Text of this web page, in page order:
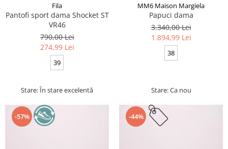
Fila
Pantofi sport dama Shocket ST
VR46
790,00 Lei
274,99 Lei
39
Stare: În stare excelentă
MM6 Maison Margiela
Papuci dama
3.340,00 Lei
1.894,99 Lei
38
Stare: Ca nou
-57% -44%